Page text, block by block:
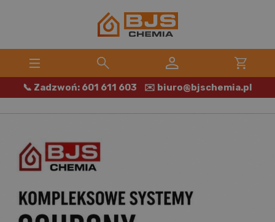
📞 Zadzwoń: 601 611 603 ✉️ biuro@bjschemia.pl